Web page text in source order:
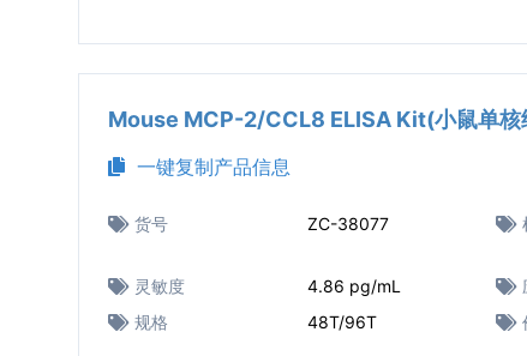
Mouse MCP-2/CCL8 ELISA Kit(小鼠单核
一键复制产品信息
货号 ZC-38077
灵敏度
4.86 pg/mL
规格
48T/96T